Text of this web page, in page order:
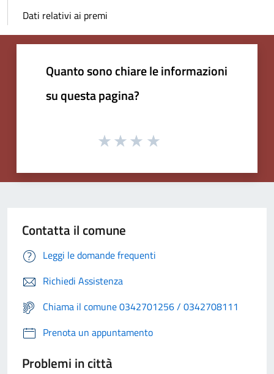
Dati relativi ai premi
Quanto sono chiare le informazioni
su questa pagina?
Contatta il comune
Leggi le domande frequenti
Richiedi Assistenza
Chiama il comune 0342701256 / 0342708111
Prenota un appuntamento
Problemi in città